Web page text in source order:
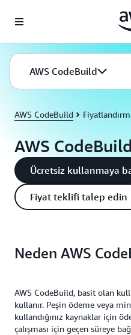
AWS CodeBuild
AWS CodeBuild
AWS
Ücretsiz kullanmaya
Fiyat teklifi talep edin
Neden AWS
AWS CodeBuild, basit olan
kullanır. Peşin ödeme veya
kullandığınız kaynaklar için
çalışması için geçen süreye